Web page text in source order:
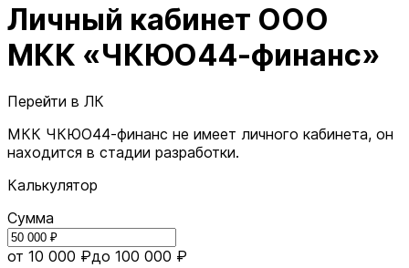
Личный кабинет ООО
МКК «ЧКЮО44-финанс»
Перейти в ЛК
МКК ЧКЮО44-финанс не имеет личного кабинета, он
находится в стадии разработки.
Калькулятор
Сумма
от 10 000 ₽до 100 000 ₽